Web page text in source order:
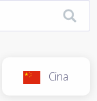
Cina